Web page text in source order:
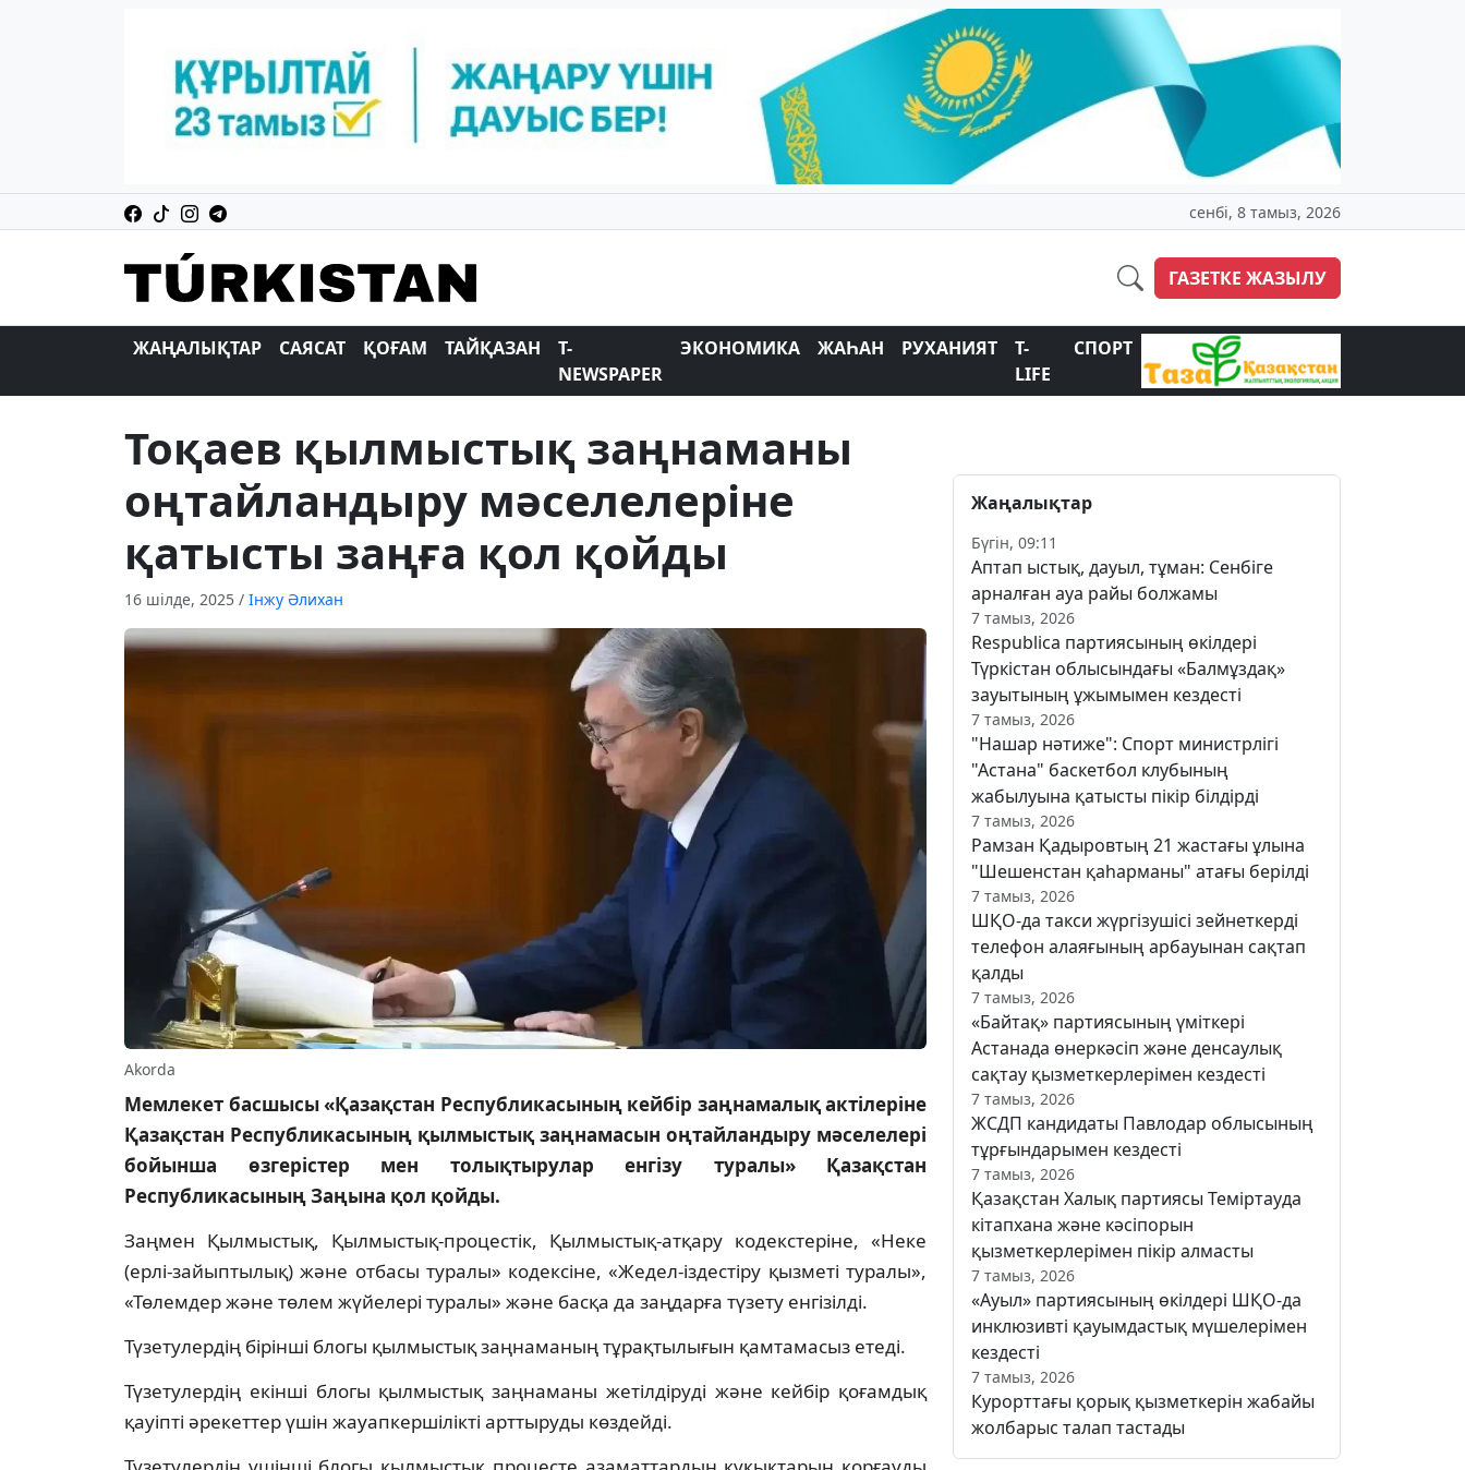
сенбі, 8 тамыз, 2026
ГАЗЕТКЕ ЖАЗЫЛУ
ЖАҢАЛЫҚТАР САЯСАТ ҚОҒАМ ТАЙҚАЗАН
T-
NEWSPAPER
ЭКОНОМИКА ЖАҺАН РУХАНИЯТ
T-
LIFE
СПОРТ
Тоқаев қылмыстық заңнаманы
оңтайландыру мәселелеріне
қатысты заңға қол қойды
16 шілде, 2025 / Інжу Әлихан
Akorda
Мемлекет басшысы «Қазақстан Республикасының кейбір заңнамалық актілеріне
Қазақстан Республикасының қылмыстық заңнамасын оңтайландыру мәселелері
бойынша өзгерістер мен толықтырулар енгізу туралы» Қазақстан
Республикасының Заңына қол қойды.
Заңмен Қылмыстық, Қылмыстық-процестік, Қылмыстық-атқару кодекстеріне, «Неке
(ерлі-зайыптылық) және отбасы туралы» кодексіне, «Жедел-іздестіру қызметі туралы»,
«Төлемдер және төлем жүйелері туралы» және басқа да заңдарға түзету енгізілді.
Түзетулердің бірінші блогы қылмыстық заңнаманың тұрақтылығын қамтамасыз етеді.
Түзетулердің екінші блогы қылмыстық заңнаманы жетілдіруді және кейбір қоғамдық
қауіпті әрекеттер үшін жауапкершілікті арттыруды көздейді.
Жаңалықтар
Бүгін, 09:11
Аптап ыстық, дауыл, тұман: Сенбіге
арналған ауа райы болжамы
7 тамыз, 2026
Respublica партиясының өкілдері
Түркістан облысындағы «Балмұздақ»
зауытының ұжымымен кездесті
7 тамыз, 2026
"Нашар нәтиже": Спорт министрлігі
"Астана" баскетбол клубының
жабылуына қатысты пікір білдірді
7 тамыз, 2026
Рамзан Қадыровтың 21 жастағы ұлына
"Шешенстан қаһарманы" атағы берілді
7 тамыз, 2026
ШҚО-да такси жүргізушісі зейнеткерді
телефон алаяғының арбауынан сақтап
қалды
7 тамыз, 2026
«Байтақ» партиясының үміткері
Астанада өнеркәсіп және денсаулық
сақтау қызметкерлерімен кездесті
7 тамыз, 2026
ЖСДП кандидаты Павлодар облысының
тұрғындарымен кездесті
7 тамыз, 2026
Қазақстан Халық партиясы Теміртауда
кітапхана және кәсіпорын
қызметкерлерімен пікір алмасты
7 тамыз, 2026
«Ауыл» партиясының өкілдері ШҚО-да
инклюзивті қауымдастық мүшелерімен
кездесті
7 тамыз, 2026
Курорттағы қорық қызметкерін жабайы
жолбарыс талап тастады